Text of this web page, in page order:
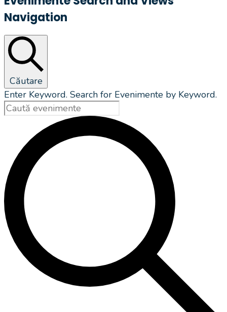
Navigation
Căutare
Enter Keyword. Search for Evenimente by Keyword.